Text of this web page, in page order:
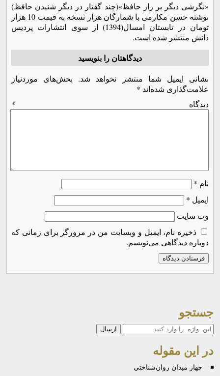
«نگرشی دیگر بر راز حافظ»(چند گفتار در دیگر شنیدن حافظ)
نوشته حسن مکارمی با شمارگان هزار نسخه به قیمت 10 هزار
تومان در تابستان امسال(1394) از سوی انتشارات پردیس
دانش منتشر شده است.
دیدگاهتان را بنویسید
نشانی ایمیل شما منتشر نخواهد شد.
بخش‌های موردنیاز
علامت‌گذاری شده‌اند *
دیدگاه *
نام *
ایمیل *
وب‌ سایت
ذخیره نام، ایمیل و وبسایت من در مرورگر برای زمانی که
دوباره دیدگاهی می‌نویسم.
جستجو
جستجو
در این مقوله
چهار میدان روان‌شناختی